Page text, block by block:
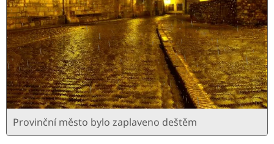
Provinční město bylo zaplaveno deštěm